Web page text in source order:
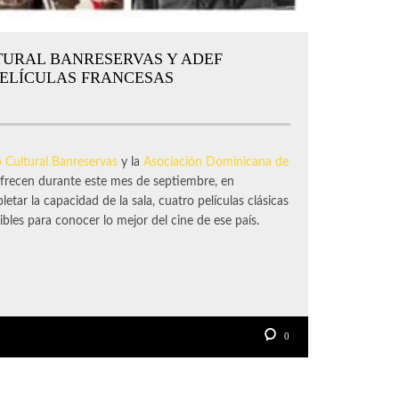
BANRESERVAS Y ADEF
FRANCESAS
Cultural Banreservas y la Asociación Dominicana de
durante este mes de septiembre, en
la capacidad de la sala, cuatro películas clásicas
para conocer lo mejor del cine de ese país.
0